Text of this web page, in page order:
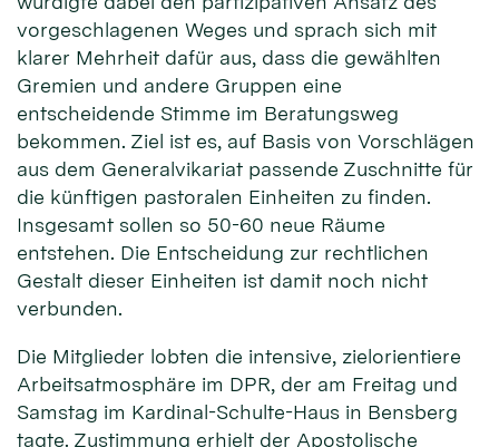
vorgeschlagenen Weges und sprach sich mit
klarer Mehrheit dafür aus, dass die gewählten
Gremien und andere Gruppen eine
entscheidende Stimme im Beratungsweg
bekommen. Ziel ist es, auf Basis von Vorschlägen
aus dem Generalvikariat passende Zuschnitte für
die künftigen pastoralen Einheiten zu finden.
Insgesamt sollen so 50-60 neue Räume
entstehen. Die Entscheidung zur rechtlichen
Gestalt dieser Einheiten ist damit noch nicht
verbunden.
Die Mitglieder lobten die intensive, zielorientiere
Arbeitsatmosphäre im DPR, der am Freitag und
Samstag im Kardinal-Schulte-Haus in Bensberg
tagte. Zustimmung erhielt der Apostolische